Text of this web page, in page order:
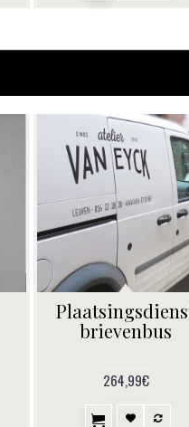
brievenbus
264,99€